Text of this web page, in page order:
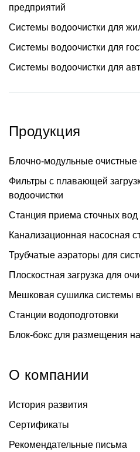
предприятий
Системы водоочистки для
Системы водоочистки для
Системы водоочистки для
Продукция
Блочно-модульные очистные
Фильтры с плавающей
водоочистки
Станция приема сточных вод
Канализационная насосная
Трубчатые аэраторы для
Плоскостная загрузка для
Мешковая сушилка системы
Станции водоподготовки
Блок-бокс для размещения
О компании
История развития
Сертификаты
Рекомендательные письма